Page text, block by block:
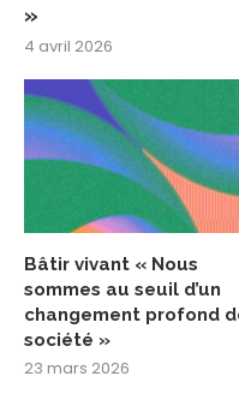
»
4 avril 2026
Bâtir vivant « Nous
sommes au seuil d’un
changement profond
société »
23 mars 2026